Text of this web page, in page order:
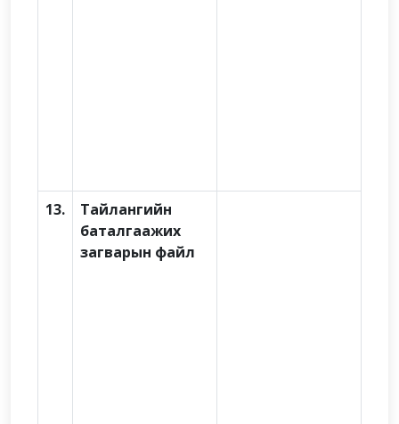
13.
Тайлангийн
баталгаажих
загварын файл